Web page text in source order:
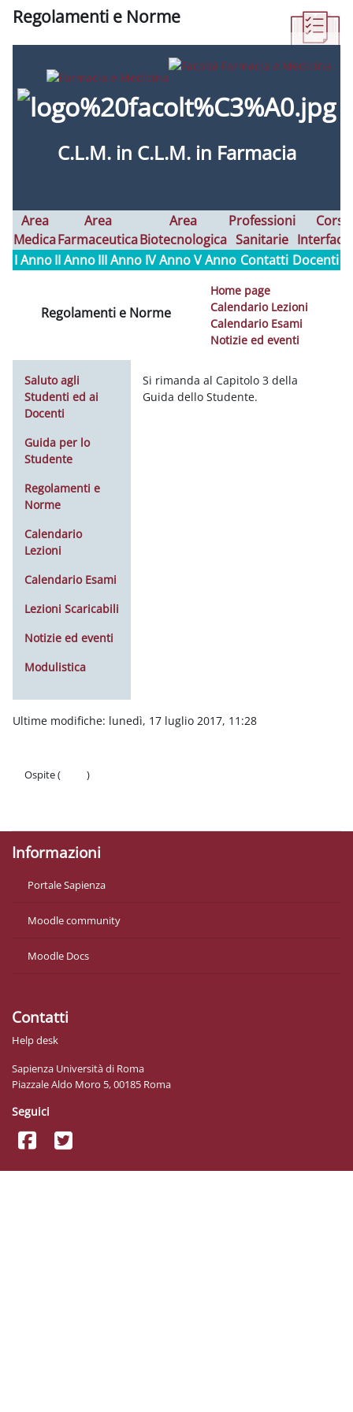
Regolamenti e Norme
C.L.M. in C.L.M. in Farmacia
Area
Medica
Area
Farmaceutica
Area
Biotecnologica
Professioni
Sanitarie
Corsi
I Anno II Anno III Anno IV AnnoV Anno Contatti Docenti
Regolamenti e Norme
Home page
Calendario Lezioni
Calendario Esami
Notizie ed eventi
Saluto agli
Studenti ed ai
Docenti
Guida per lo
Studente
Regolamenti e
Norme
Calendario
Lezioni
Calendario Esami
Lezioni Scaricabili
Notizie ed eventi
Modulistica
Si rimanda al Capitolo 3 della
Guida dello Studente.
Ultime modifiche: lunedì, 17 luglio 2017, 11:28
Ospite (
)
Informazioni
Portale Sapienza
Moodle community
Moodle Docs
Contatti
Help desk
Sapienza Università di Roma
Piazzale Aldo Moro 5, 00185 Roma
Seguici